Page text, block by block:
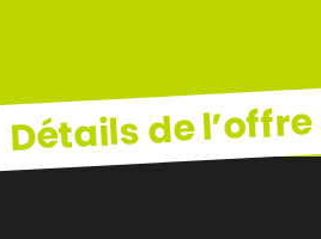
Détails de l’offre